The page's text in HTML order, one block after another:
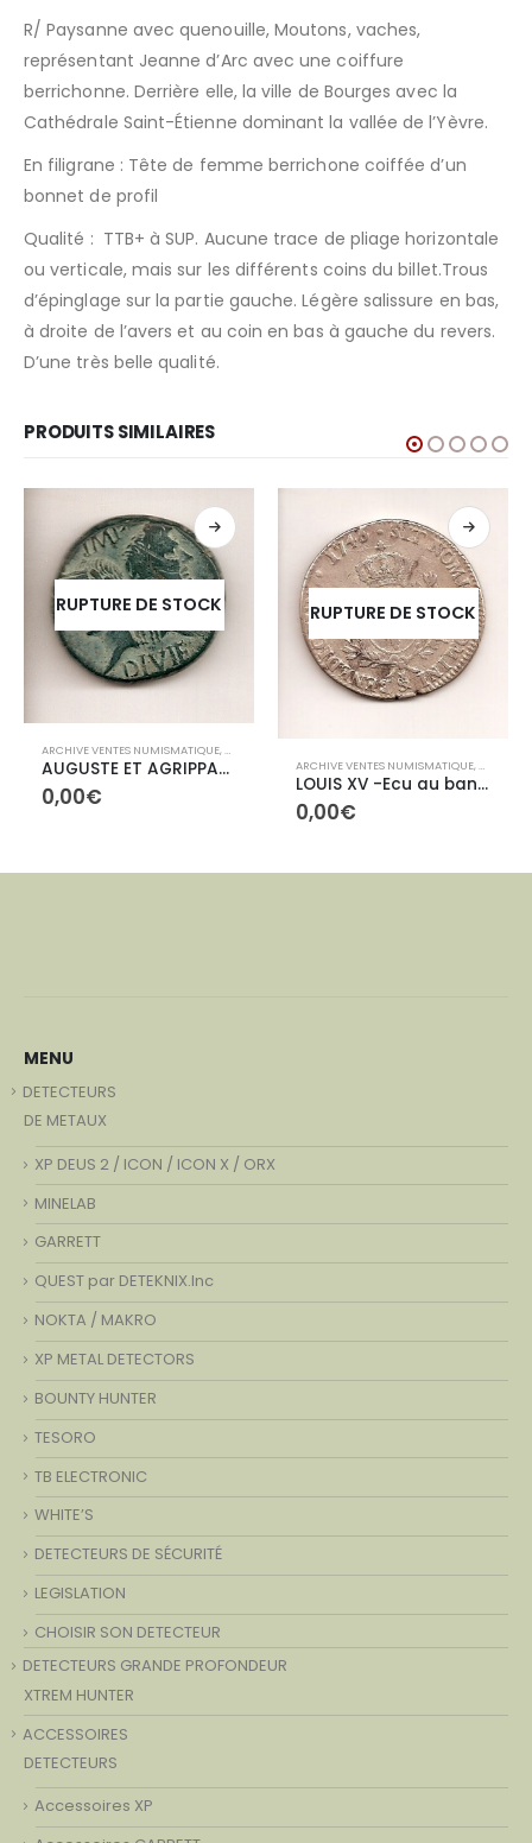
R/Paysanne avec quenouille, Moutons, vaches,
représentant Jeanne d’Arc avec une coiffure
berrichonne. Derrière elle, la ville de Bourges avec la
Cathédrale Saint-Étienne dominant la vallée de l’Yèvre.
En filigrane : Tête de femme berrichone coiffée d’un
bonnet de profil
Qualité : TTB+ à SUP. Aucune trace de pliage horizontale
ou verticale, mais sur les différents coins du billet.Trous
d’épinglage sur la partie gauche. Légère salissure en bas,
à droite de l’avers et au coin en bas à gauche du revers.
D’une très belle qualité.
PRODUITS SIMILAIRES
ROYALES
RUPTURE DE STOCK
ARCHIVE VENTES NUMISMATIQUE,
AUGUSTE ET AGRIPPA-AS DE NIMES-(Ier Siècle AV-JC)
0,00€
RUPTURE DE STOCK
ARCHIVE VENTES NUMISMATIQUE,
LOUIS XV -Ecu au bandeau
0,00€
MENU
DETECTEURS
DE METAUX
XP DEUS 2 / ICON / ICON X / ORX
MINELAB
GARRETT
QUEST par DETEKNIX.Inc
NOKTA / MAKRO
XP METAL DETECTORS
BOUNTY HUNTER
TESORO
TB ELECTRONIC
WHITE’S
DETECTEURS DE SÉCURITÉ
LEGISLATION
CHOISIR SON DETECTEUR
DETECTEURS GRANDE PROFONDEUR
XTREM HUNTER
ACCESSOIRES
DETECTEURS
Accessoires XP